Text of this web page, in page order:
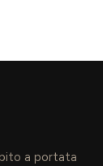
a portata